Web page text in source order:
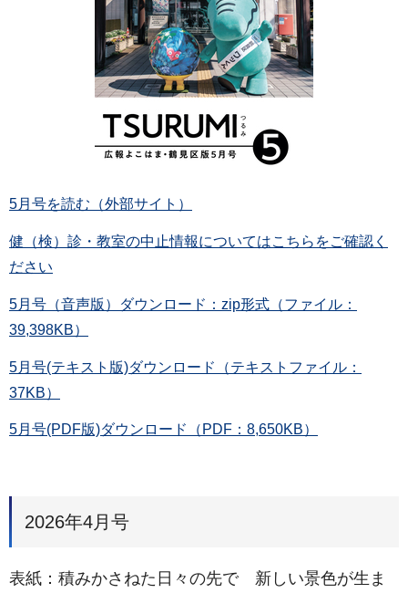
5月号を読む（外部サイト）
健（検）診・教室の中止情報についてはこちらをご確認く
ださい
5月号（音声版）ダウンロード：zip形式（ファイル：
39,398KB）
5月号(テキスト版)ダウンロード（テキストファイル：
37KB）
5月号(PDF版)ダウンロード（PDF：8,650KB）
2026年4月号
表紙：積みかさねた日々の先で 新しい景色が生ま